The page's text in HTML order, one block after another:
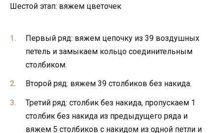
Шестой этап: вяжем цветочек
Первый ряд: вяжем цепочку из 39 воздушных
петель и замыкаем кольцо соединительным
столбиком.
Второй ряд: вяжем 39 столбиков без накида.
Третий ряд: столбик без накида, пропускаем 1
столбик без накида из предыдущего ряда и
вяжем 5 столбиков с накидом из одной петли и